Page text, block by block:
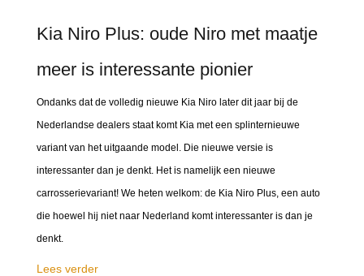
Kia Niro Plus: oude Niro met maatje
meer is interessante pionier
Ondanks dat de volledig nieuwe Kia Niro later dit jaar bij de
Nederlandse dealers staat komt Kia met een splinternieuwe
variant van het uitgaande model. Die nieuwe versie is
interessanter dan je denkt. Het is namelijk een nieuwe
carrosserievariant! We heten welkom: de Kia Niro Plus, een auto
die hoewel hij niet naar Nederland komt interessanter is dan je
denkt.
Lees verder